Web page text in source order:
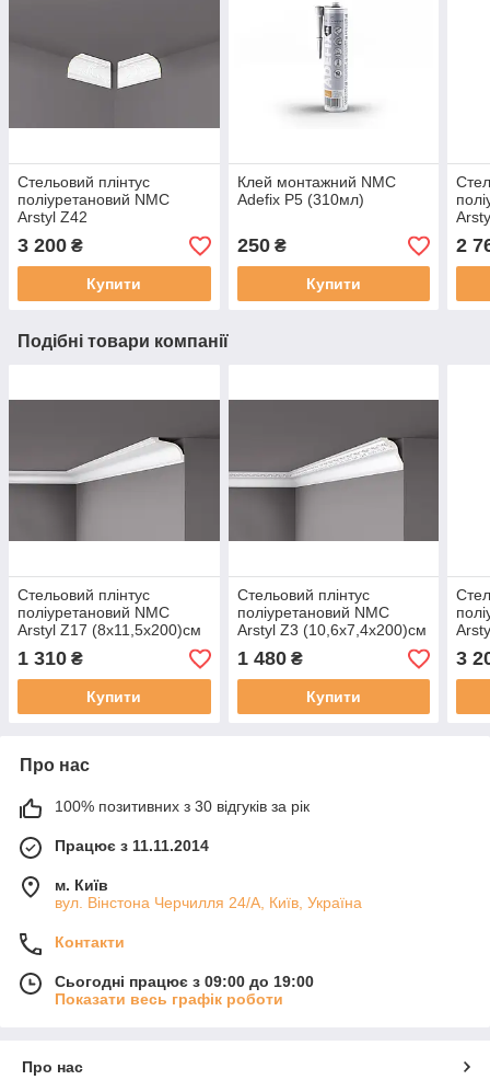
Стельовий плінтус
поліуретановий NMC
Arstyl Z42
(17,4х17,4х200)см
3 200 ₴
Купити
Клей монтажний NMC
Adefix P5 (310мл)
250₴
Купити
2
Подібні товари компанії
Стельовий плінтус
поліуретановий NMC
Arstyl Z17 (8х11,5х200)см
1 310 ₴
Купити
Стельовий плінтус
поліуретановий NMC
Arstyl Z3 (10,6х7,4х200)см
1 480₴
Купити
3
Про нас
100% позитивних з 30 відгуків за рік
Працює з 11.11.2014
м. Київ
вул. Вінстона Черчилля 24/А, Київ, Україна
Контакти
Сьогодні працює з 09:00 до 19:00
Показати весь графік роботи
Про нас